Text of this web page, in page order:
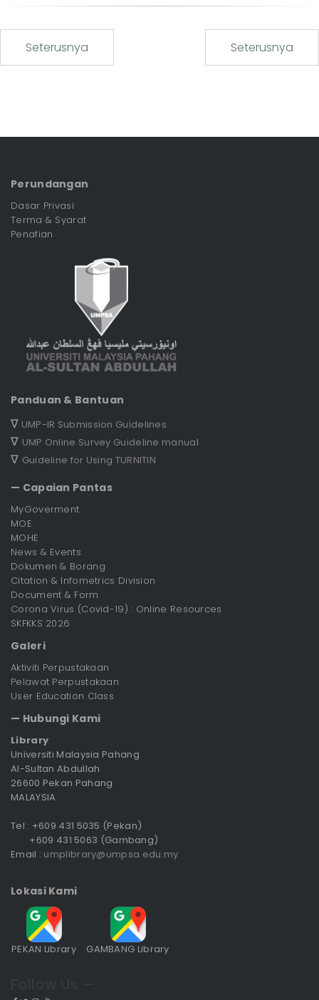
Seterusnya Seterusnya
Perundangan
Dasar Privasi
Terma & Syarat
Penafian
Panduan & Bantuan
∇ UMP-IR Submission Guidelines
∇ UMP Online Survey Guideline manual
∇ Guideline for Using TURNITIN
— Capaian Pantas
MyGoverment
MOE
MOHE
News & Events
Dokumen & Borang
Citation & Infometrics Division
Document & Form
Corona Virus (Covid-19) : Online Resources
SKFKKS 2026
Galeri
Aktiviti Perpustakaan
Pelawat Perpustakaan
User Education Class
— Hubungi Kami
Library
Universiti Malaysia Pahang
Al-Sultan Abdullah
26600 Pekan Pahang
MALAYSIA
Tel : +609 431 5035 (Pekan)
+609 431 5063 (Gambang)
Email : umplibrary@umpsa.edu.my
Lokasi Kami
PEKAN Library GAMBANG Library